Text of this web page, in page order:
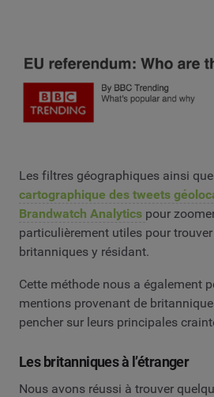
Les filtres géographiques ainsi
cartographique des tweets
Brandwatch Analytics pour
particulièrement utiles pour trouver
britanniques y résidant.
Cette méthode nous a également
mentions provenant de
pencher sur leurs principales
Les britanniques à l’étranger
Nous avons réussi à trouver